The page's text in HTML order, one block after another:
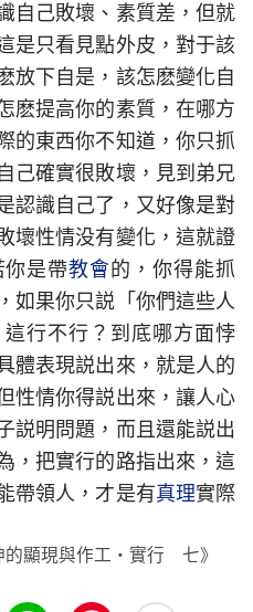
自己敗壞、素質差，但就
是只看見點外皮，對于該
放下自是，該怎麽變化自
麽提高你的素質，在哪方
的東西你不知道，你只抓
己確實很敗壞，見到弟兄
認識自己了，又好像是對
壞性情没有變化，這就證
你是帶教會的，你得能抓
如果你只説「你們這些人
行不行？到底哪方面悖
體表現説出來，就是人的
性情你得説出來，讓人心
説明問題，而且還能説出
，把實行的路指出來，這
帶領人，才是有真理實際
顯現與作工・實行 七》